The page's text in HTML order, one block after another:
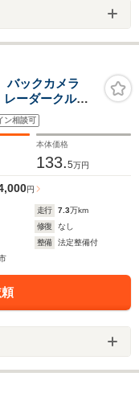
ックカメラ
ーダークルー
ン相談可
本体価格
133.5万円
円
走行 7.3万km
修復
なし
整備
法定整備付